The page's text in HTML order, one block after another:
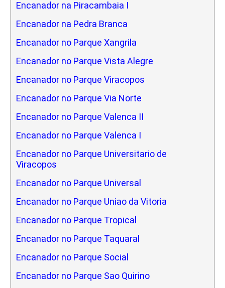
Encanador na Piracambaia I
Encanador na Pedra Branca
Encanador no Parque Xangrila
Encanador no Parque Vista Alegre
Encanador no Parque Viracopos
Encanador no Parque Via Norte
Encanador no Parque Valenca II
Encanador no Parque Valenca I
Encanador no Parque Universitario de
Viracopos
Encanador no Parque Universal
Encanador no Parque Uniao da Vitoria
Encanador no Parque Tropical
Encanador no Parque Taquaral
Encanador no Parque Social
Encanador no Parque Sao Quirino